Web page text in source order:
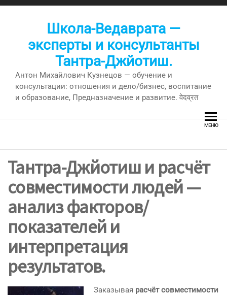
Перейти
Школа-Ведаврата —
эксперты и консультанты
Тантра-Джйотиш.
Антон Михайлович Кузнецов — обучение и
консультации: отношения и дело/бизнес, воспитание
и образование, Предназначение и развитие. वेदव्रत
МЕНЮ
Тантра-Джйотиш и расчёт
совместимости людей —
анализ факторов/
показателей и
интерпретация
результатов.
Заказывая расчёт совместимости